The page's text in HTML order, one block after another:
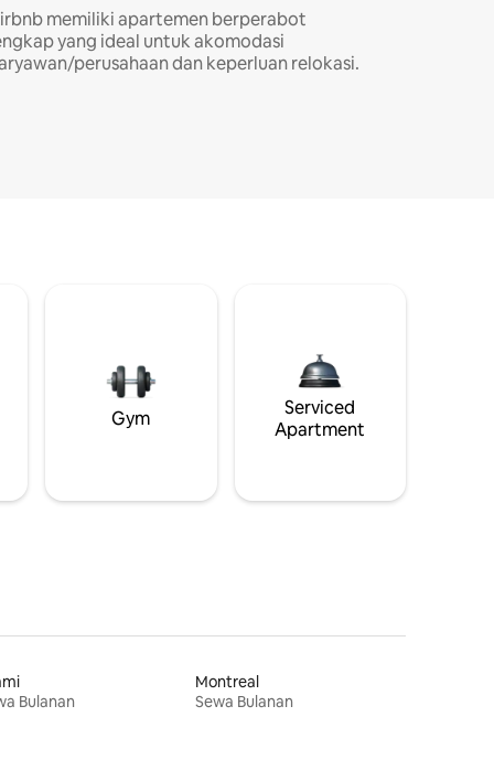
memiliki apartemen berperabot
yang ideal untuk akomodasi
perusahaan dan keperluan relokasi.
Gym
Serviced
Apartment
Bulanan
Montreal
Sewa Bulanan